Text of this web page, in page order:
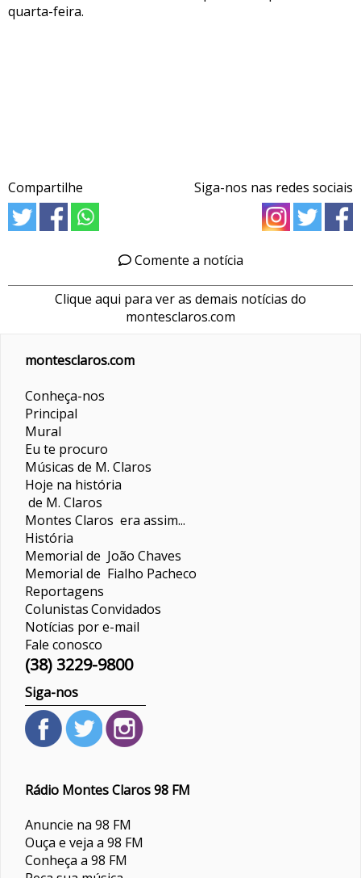
quarta-feira.
Compartilhe Siga-nos nas redes sociais
Comente a notícia
Clique aqui para ver as demais notícias do
montesclaros.com
montesclaros.com
Conheça-nos
Principal
Mural
Eu te procuro
Músicas de M. Claros
Hoje na história
de M. Claros
Montes Claros era assim...
História
Memorial de João Chaves
Memorial de Fialho Pacheco
Reportagens
ColunistasConvidados
Notícias por e-mail
Fale conosco
(38) 3229-9800
Siga-nos
Rádio Montes Claros 98 FM
Anuncie na 98 FM
Ouça e veja a 98 FM
Conheça a 98 FM